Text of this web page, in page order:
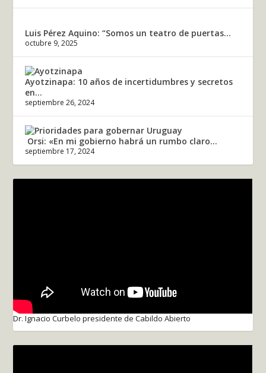
Luis Pérez Aquino: “Somos un teatro de puertas...
octubre 9, 2025
Ayotzinapa: 10 años de incertidumbres y secretos
en...
septiembre 26, 2024
Orsi: «En mi gobierno habrá un rumbo claro...
septiembre 17, 2024
Dr. Ignacio Curbelo presidente de Cabildo Abierto